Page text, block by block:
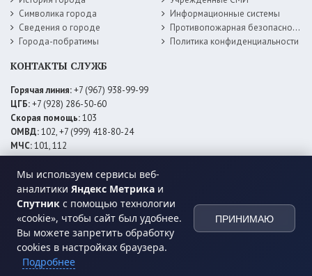
Мы используем сервисы веб-
аналитики Яндекс Метрика и
Спутник с помощью технологии
«cookie», чтобы сайт был удобнее.
Вы можете запретить обработку
cookies в настройках браузера.
Подробнее
ПРИНИМАЮ
Символика города
Сведения о городе
Города-побратимы
Информационные системы
Противопожарная безопасность
Политика конфиденциальности
КОНТАКТЫ СЛУЖБ
Горячая линия:+7 (967) 938-99-99
ЦГБ:+7 (928) 286-50-60
Скорая помощь:103
ОМВД:102, +7 (999) 418-80-24
МЧС:101, 112
ЕДДС:+7 (928) 576-09-83
Электросети:+7 (800) 220-02-20
Даггаз:+7 (928) 980-64-04
Горводоснаб: +7 (928) 559-59-74
Теплоснаб: +7 (928) 873-27-09
МФЦ:+7 (938) 777-82-44
© 2026 Администрация